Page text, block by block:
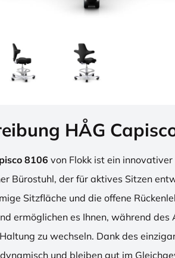
HÅG
8106 von Flokk ist ein innovativer
Bürostuhl, der für aktives Sitzen
Sitzfläche und die offene
ermöglichen es Ihnen, während des
zu wechseln. Dank des
und bleiben gut im